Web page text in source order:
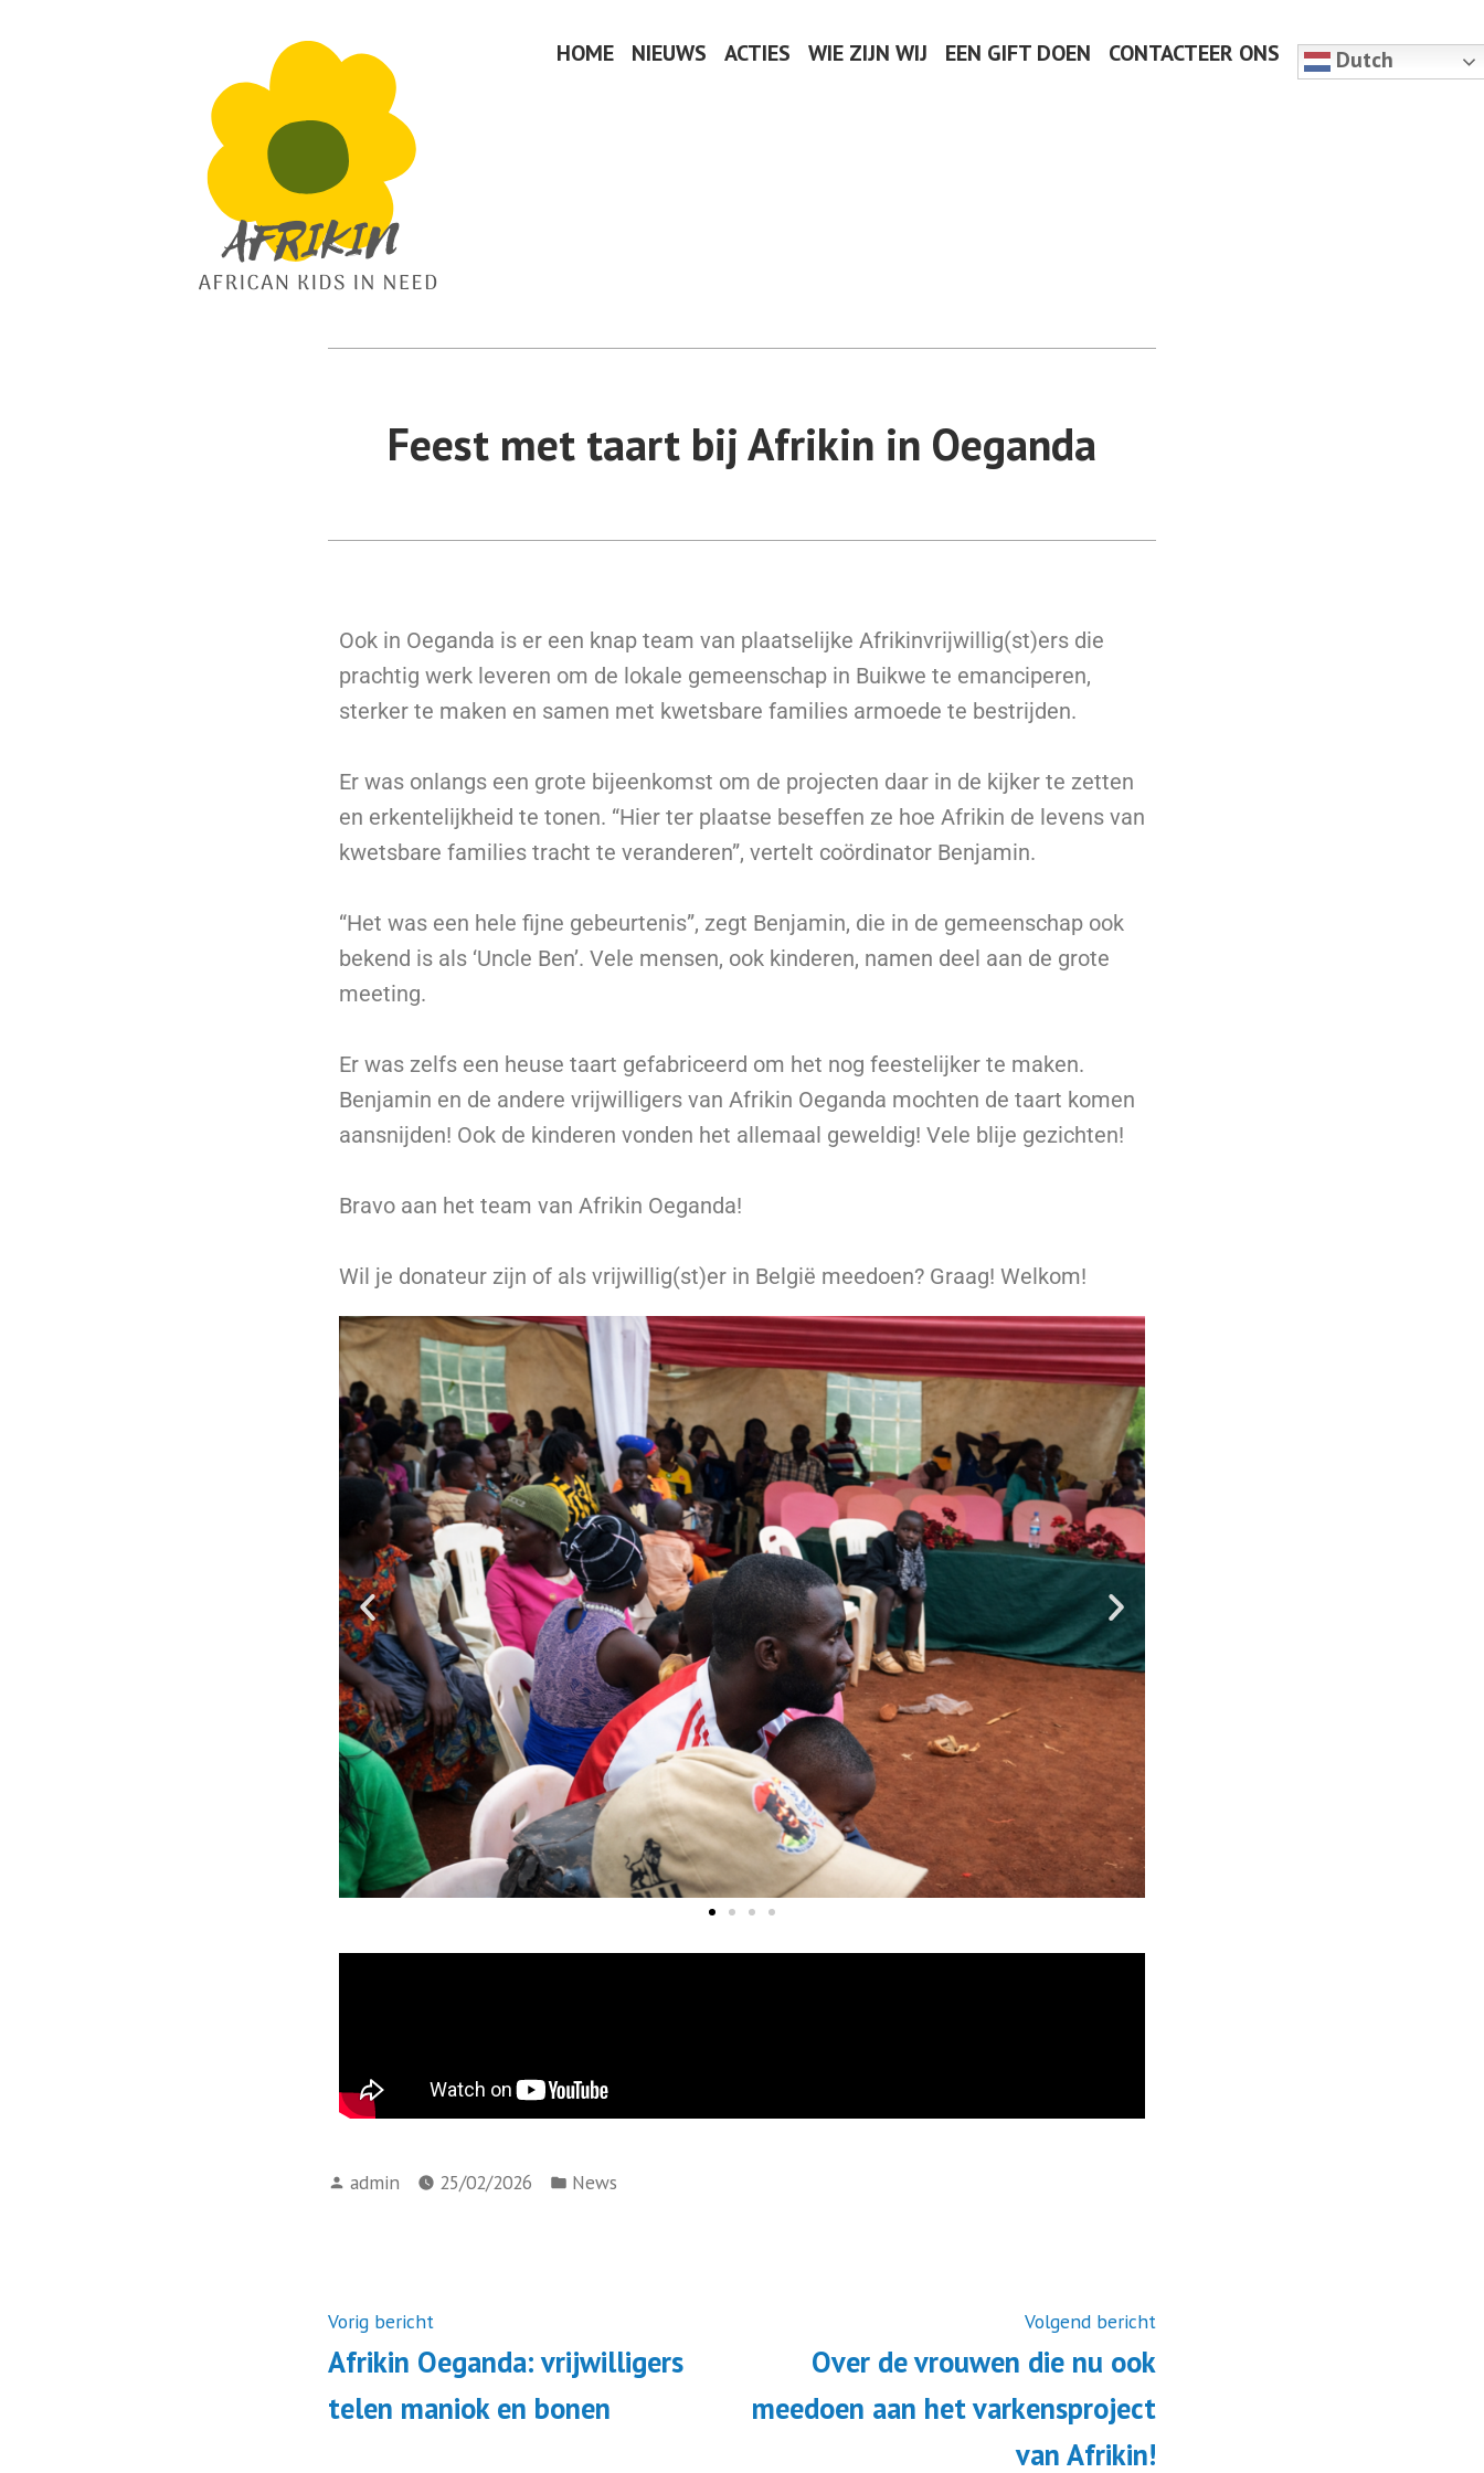
Afrikin
African Kids In Need
HOME NIEUWS ACTIES WIE ZIJN WIJ EEN GIFT DOEN CONTACTEER ONS Dutch
Feest met taart bij Afrikin in Oeganda
Ook in Oeganda is er een knap team van plaatselijke Afrikinvrijwillig(st)ers die
prachtig werk leveren om de lokale gemeenschap in Buikwe te emanciperen,
sterker te maken en samen met kwetsbare families armoede te bestrijden.
Er was onlangs een grote bijeenkomst om de projecten daar in de kijker te zetten
en erkentelijkheid te tonen. “Hier ter plaatse beseffen ze hoe Afrikin de levens van
kwetsbare families tracht te veranderen”, vertelt coördinator Benjamin.
“Het was een hele fijne gebeurtenis”, zegt Benjamin, die in de gemeenschap ook
bekend is als ‘Uncle Ben’. Vele mensen, ook kinderen, namen deel aan de grote
meeting.
Er was zelfs een heuse taart gefabriceerd om het nog feestelijker te maken.
Benjamin en de andere vrijwilligers van Afrikin Oeganda mochten de taart komen
aansnijden! Ook de kinderen vonden het allemaal geweldig! Vele blije gezichten!
Bravo aan het team van Afrikin Oeganda!
Wil je donateur zijn of als vrijwillig(st)er in België meedoen? Graag! Welkom!
admin 25/02/2026 News
Vorig bericht
Afrikin Oeganda: vrijwilligers
telen maniok en bonen
Volgend bericht
Over de vrouwen die nu ook
meedoen aan het varkensproject
van Afrikin!